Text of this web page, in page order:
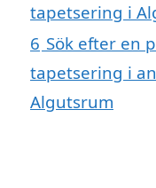
tapetsering i
6 Sök efter en
tapetsering i
Algutsrum